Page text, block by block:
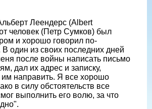
Леендерс (Albert
человек (Петр Сумков) был
и хорошо говорил по-
В один из своих последних дней
после войны написать письмо
дал их адрес и записку,
им направить. Я все хорошо
в силу обстоятельств все
выполнить его волю, за что